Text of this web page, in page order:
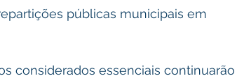
públicas municipais em
considerados essenciais continuarão